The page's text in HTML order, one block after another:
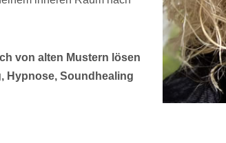
von alten Mustern lösen
Hypnose, Soundhealing